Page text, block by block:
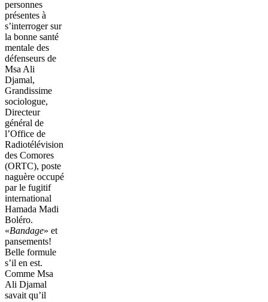
personnes
présentes à
s’interroger sur
la bonne santé
mentale des
défenseurs de
Msa Ali
Djamal,
Grandissime
sociologue,
Directeur
général de
l’Office de
Radiotélévision
des Comores
(ORTC), poste
naguère occupé
par le fugitif
international
Hamada Madi
Boléro.
«Bandage» et
pansements!
Belle formule
s’il en est.
Comme Msa
Ali Djamal
savait qu’il